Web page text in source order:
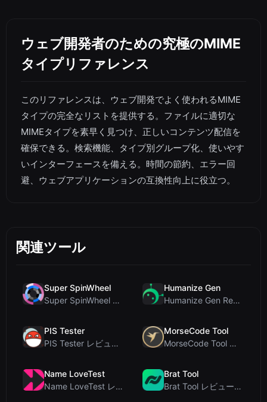
ウェブ開発者のための究極のMIME
タイプリファレンス
このリファレンスは、ウェブ開発でよく使われるMIME
タイプの完全なリストを提供する。ファイルに適切な
MIMEタイプを素早く見つけ、正しいコンテンツ配信を
確保できる。検索機能、タイプ別グループ化、使いやす
いインターフェースを備える。時間の節約、エラー回
避、ウェブアプリケーションの互換性向上に役立つ。
関連ツール
Super SpinWheel
Super SpinWheel レビュー：プライバシー最優先の無料ホイールスピナーでランダム抽選
Humanize Gen
Humanize Gen Review: A Deep Dive into This Free AI...
PIS Tester
PIS Tester レビュー：偽の友達を暴く、AI完全排除の友情クイズ
MorseCode Tool
MorseCode Tool レビュー：音声と光を備えた無料オンラインテキスト⇔モールス信号変換ツー...
Name LoveTest
Name LoveTest レビュー：プライバシー重視で画像を共有できる恋愛相性計算ツール
Brat Tool
Brat Tool レビュー：無料のCharli XCX風Bratテキスト生成ツール